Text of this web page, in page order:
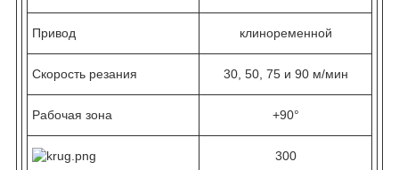
Привод клиноременной
Скорость резания 30, 50, 75 и 90 м/мин
Рабочая зона +90°
300